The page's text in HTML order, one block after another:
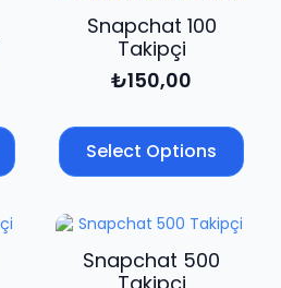
Snapchat 100
Takipçi
₺150,00
Select Options
Snapchat 500